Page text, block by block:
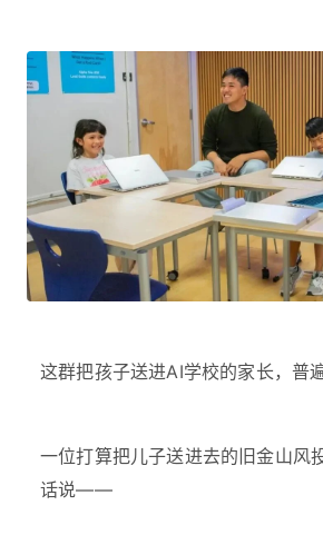
这群把孩子送进AI学校的家长，普
一位打算把儿子送进去的旧金山风
话说——